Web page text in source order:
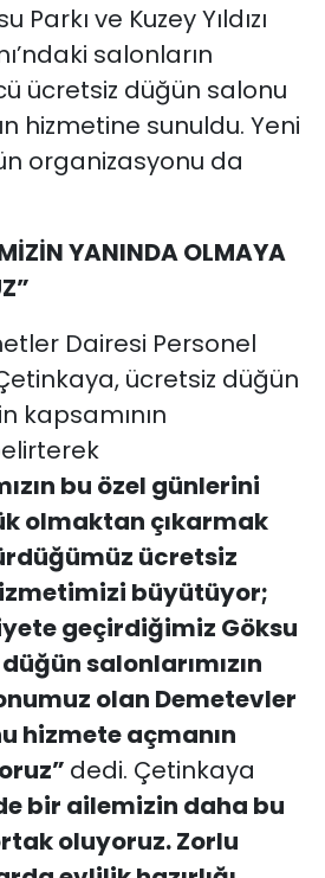
ve Kuzey Yıldızı
salonların
ücretsiz düğün salonu
hizmetine sunuldu. Yeni
organizasyonu da
YANINDA OLMAYA
Dairesi Personel
ücretsiz düğün
kapsamının
bu özel günlerini
olmaktan çıkarmak
ücretsiz
büyütüyor;
geçirdiğimiz Göksu
düğün salonlarımızın
olan Demetevler
hizmete açmanın
dedi. Çetinkaya
bir ailemizin daha bu
oluyoruz. Zorlu